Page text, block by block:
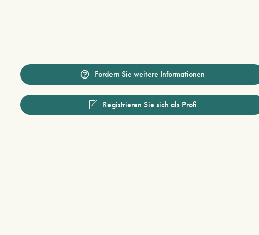
Fordern Sie weitere Informationen
Registrieren Sie sich als Profi